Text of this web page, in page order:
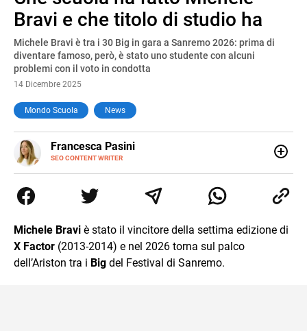
Bravi e che titolo di studio ha
Michele Bravi è tra i 30 Big in gara a Sanremo 2026: prima di
diventare famoso, però, è stato uno studente con alcuni
problemi con il voto in condotta
14 Dicembre 2025
Mondo Scuola News
Francesca Pasini
SEO CONTENT WRITER
E-
MAIL
le diverse sfumature dell'informazione e quelle storie di
vita che parlano di luoghi, viaggi unici, cultura e lifestyle,
Michele Bravi è stato il vincitore della settima edizione di
X Factor (2013-2014) e nel 2026 torna sul palco
dell’Ariston tra i Big del Festival di Sanremo.